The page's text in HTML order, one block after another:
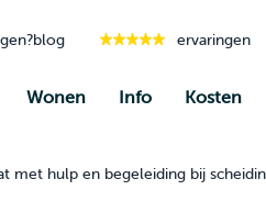
blog ervaringen
Wonen Info Kosten
met hulp en begeleiding bij